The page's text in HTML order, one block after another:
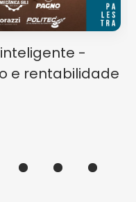
-
e rentabilidade